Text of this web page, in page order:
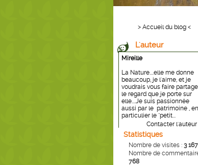
> Accueil du blog <
L'auteur
Mireille
La Nature....elle me donne
beaucoup, je l'aime, et je
voudrais vous faire
le regard que je porte sur
elle....Je suis passionnée
aussi par le patrimoine , en
particulier le "petit...
Contacter l'auteur
Statistiques
Nombre de visites : 3
Nombre de
768